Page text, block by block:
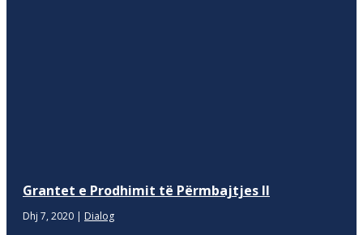
Grantet e Prodhimit të Përmbajtjes II
Dhj 7, 2020 | Dialog